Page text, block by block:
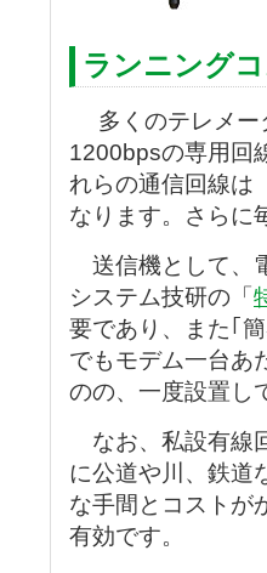
ランニング
多くのテレメー
1200bpsの専用回
れらの通信回線は
なります。さらに
送信機として、
システム技研の「
要であり、また｢
でもモデム一台あ
のの、一度設置し
なお、私設有線
に公道や川、鉄道
な手間とコストが
有効です。